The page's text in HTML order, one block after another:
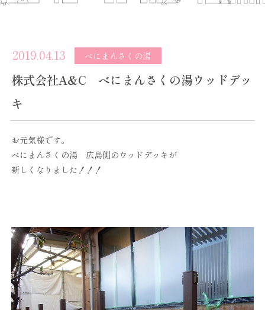
2019.04.13 べにまんさくの湯
株式会社A&C べにまんさくの湯ウッドデッ
キ
お元気様です。
べにまんさくの湯 広島側のウッドデッキが
新しくなりました！！！